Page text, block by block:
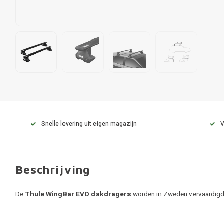
Snelle levering uit eigen magazijn
Beschrijving
De Thule WingBar EVO dakdragers worden in Zweden